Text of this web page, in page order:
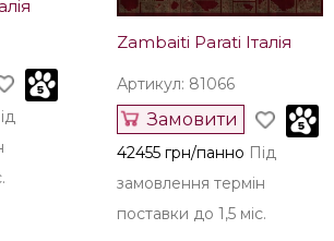
Zambaiti Parati Італія
Артикул: 81066
Замовити
42455 грн/панно Під
замовлення термін
поставки до 1,5 міс.